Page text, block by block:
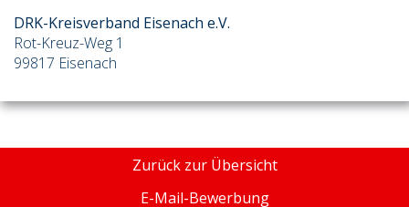
DRK-Kreisverband Eisenach e.V.
Rot-Kreuz-Weg 1
99817 Eisenach
Zurück zur Übersicht
E-Mail-Bewerbung